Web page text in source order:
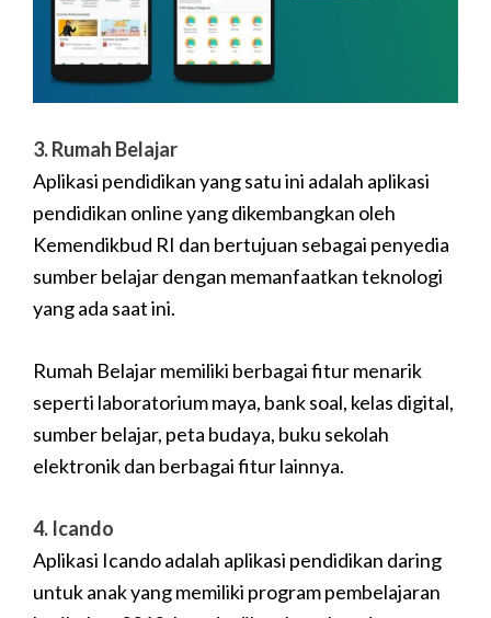
3. Rumah Belajar
Aplikasi pendidikan yang satu ini adalah aplikasi
pendidikan online yang dikembangkan oleh
Kemendikbud RI dan bertujuan sebagai penyedia
sumber belajar dengan memanfaatkan teknologi
yang ada saat ini.
Rumah Belajar memiliki berbagai fitur menarik
seperti laboratorium maya, bank soal, kelas digital,
sumber belajar, peta budaya, buku sekolah
elektronik dan berbagai fitur lainnya.
4. Icando
Aplikasi Icando adalah aplikasi pendidikan daring
untuk anak yang memiliki program pembelajaran